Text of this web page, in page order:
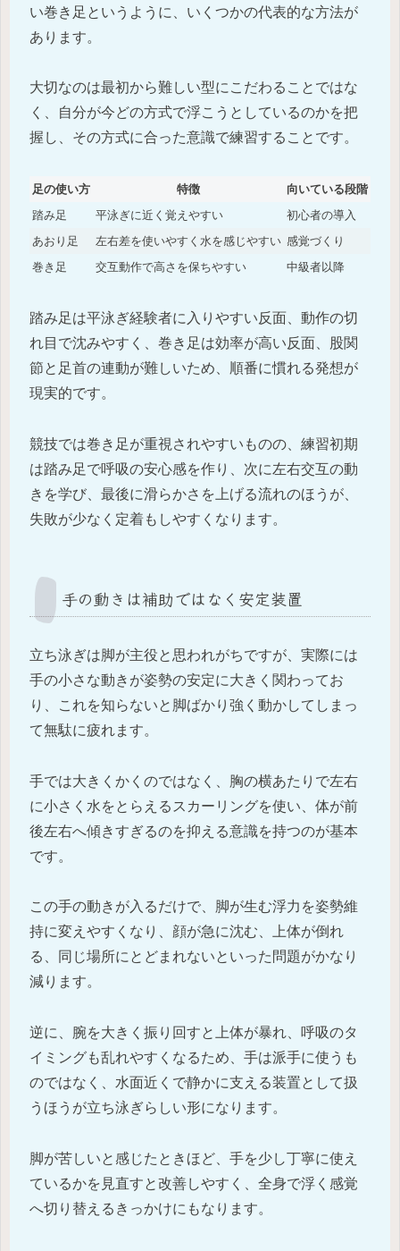
い巻き足というように、いくつかの代表的な方法が
あります。
大切なのは最初から難しい型にこだわることではな
く、自分が今どの方式で浮こうとしているのかを把
握し、その方式に合った意識で練習することです。
足の使い方 特徴
向いている段階
踏み足
平泳ぎに近く覚えやすい
初心者の導入
あおり足
左右差を使いやすく水を感じやすい 感覚づくり
巻き足
交互動作で高さを保ちやすい 中級者以降
踏み足は平泳ぎ経験者に入りやすい反面、動作の切
れ目で沈みやすく、巻き足は効率が高い反面、股関
節と足首の連動が難しいため、順番に慣れる発想が
現実的です。
競技では巻き足が重視されやすいものの、練習初期
は踏み足で呼吸の安心感を作り、次に左右交互の動
きを学び、最後に滑らかさを上げる流れのほうが、
失敗が少なく定着もしやすくなります。
手の動きは補助ではなく安定装置
立ち泳ぎは脚が主役と思われがちですが、実際には
手の小さな動きが姿勢の安定に大きく関わってお
り、これを知らないと脚ばかり強く動かしてしまっ
て無駄に疲れます。
手では大きくかくのではなく、胸の横あたりで左右
に小さく水をとらえるスカーリングを使い、体が前
後左右へ傾きすぎるのを抑える意識を持つのが基本
です。
この手の動きが入るだけで、脚が生む浮力を姿勢維
持に変えやすくなり、顔が急に沈む、上体が倒れ
る、同じ場所にとどまれないといった問題がかなり
減ります。
逆に、腕を大きく振り回すと上体が暴れ、呼吸のタ
イミングも乱れやすくなるため、手は派手に使うも
のではなく、水面近くで静かに支える装置として扱
うほうが立ち泳ぎらしい形になります。
脚が苦しいと感じたときほど、手を少し丁寧に使え
ているかを見直すと改善しやすく、全身で浮く感覚
へ切り替えるきっかけにもなります。